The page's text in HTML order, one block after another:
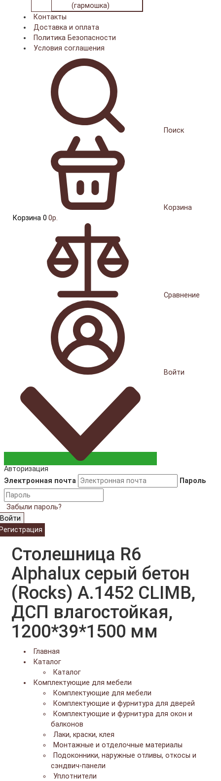
(гармошка)
Контакты
Доставка и оплата
Политика Безопасности
Условия соглашения
Поиск
Корзина
Корзина 0 0р.
Сравнение
Войти
Авторизация
Электронная почта
Пароль
Забыли пароль?
Войти
Cтолешница R6
Alphalux серый бетон
(Rocks) A.1452 CLIMB,
ДСП влагостойкая,
1200*39*1500 мм
Главная
Каталог
Каталог
Комплектующие для мебели
Комплектующие для мебели
Комплектующие и фурнитура для дверей
Комплектующие и фурнитура для окон и
балконов
Лаки, краски, клея
Монтажные и отделочные материалы
Подоконники, наружные отливы, откосы и
сэндвич-панели
Уплотнители